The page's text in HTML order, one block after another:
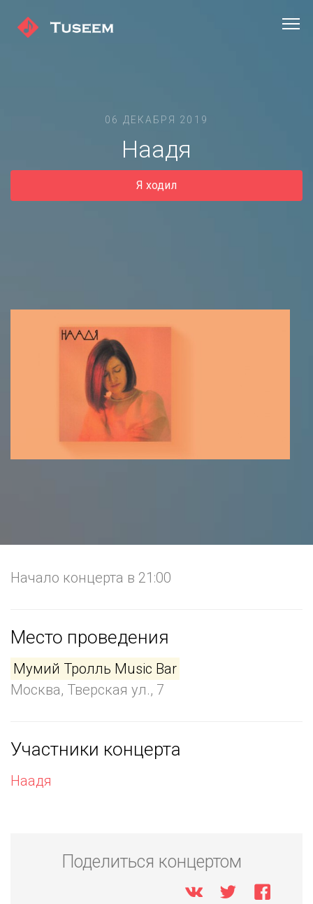
06 ДЕКАБРЯ 2019
Наадя
Я ходил
Начало концерта в 21:00
Место проведения
Мумий Тролль Music Bar
Москва, Тверская ул., 7
Участники концерта
Наадя
Поделиться концертом